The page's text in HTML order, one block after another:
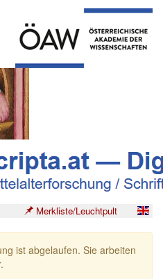
Merkliste/Leuchtpult
ist abgelaufen. Sie arbeiten